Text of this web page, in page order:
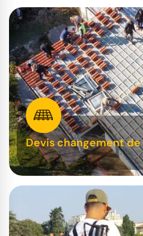
Devis changement de